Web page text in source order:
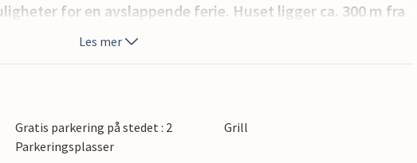
for en avslappende ferie. Huset ligger ca. 300 m fra
feriere sammen med flere familier.
Les mer
Gratis parkering på stedet : 2
Parkeringsplasser
Grill